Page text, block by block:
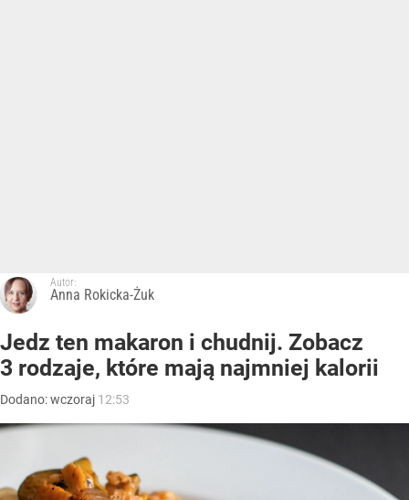
Autor:
Anna Rokicka-Żuk
Jedz ten makaron i chudnij. Zobacz
3 rodzaje, które mają najmniej kalorii
Dodano:wczoraj 12:53